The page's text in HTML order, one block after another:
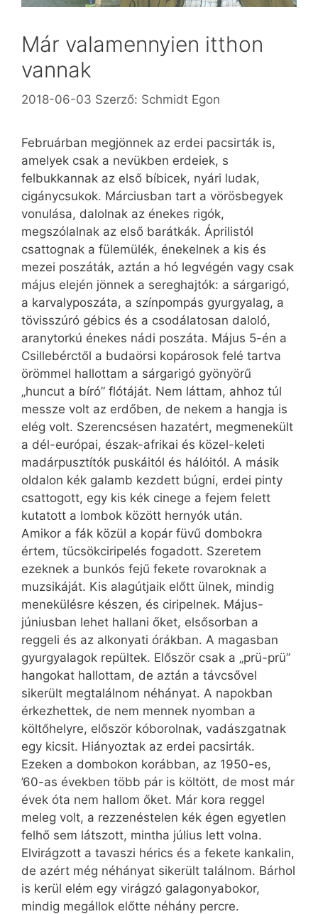
Már valamennyien itthon
vannak
2018-06-03 Szerző: Schmidt Egon
Februárban megjönnek az erdei pacsirták is,
amelyek csak a nevükben erdeiek, s
felbukkannak az első bíbicek, nyári ludak,
cigány­csukok. Márciusban tart a vörösbegyek
vonulása, dalolnak az énekes rigók,
megszólalnak az első barátkák. Áprilistól
csattognak a fülemülék, énekelnek a kis és
mezei poszáták, aztán a hó legvégén vagy csak
május elején jönnek a sereghajtók: a sárgarigó,
a karvaly­poszáta, a színpompás gyur­gyalag, a
tövisszúró gébics és a csodálatosan daloló,
aranytorkú énekes nádi poszáta. Május 5-én a
Csillebérctől a budaörsi kopárosok felé tartva
örömmel hallottam a sárgarigó gyönyörű
„huncut a bíró” flótáját. Nem láttam, ahhoz túl
messze volt az erdőben, de nekem a hangja is
elég volt. Szerencsésen hazatért, megmenekült
a dél-európai, észak-afrikai és közel-keleti
madárpusztítók puskáitól és hálóitól. A másik
oldalon kék galamb kezdett búgni, erdei pinty
csattogott, egy kis kék cinege a fejem felett
kutatott a lombok között hernyók után.
Amikor a fák közül a kopár füvű dombokra
értem, tücsökciripelés fogadott. Szeretem
ezeknek a bunkós fejű fekete rovaroknak a
muzsikáját. Kis alagútjaik előtt ülnek, mindig
menekülésre készen, és ciripelnek. Május-
júniusban lehet hallani őket, elsősorban a
reggeli és az alkonyati órákban. A magasban
gyurgyalagok repültek. Először csak a „prü-prü”
hangokat hallottam, de aztán a távcsővel
sikerült megtalálnom néhányat. A napokban
érkezhettek, de nem mennek nyomban a
költőhelyre, először kóborolnak, vadászgatnak
egy kicsit. Hiányoztak az erdei pacsirták.
Ezeken a dombokon korábban, az 1950-es,
’60-as években több pár is költött, de most már
évek óta nem hallom őket. Már kora reggel
meleg volt, a rezzenéstelen kék égen egyetlen
felhő sem látszott, mintha július lett volna.
Elvirágzott a tavaszi hérics és a fekete kankalin,
de azért még néhányat sikerült találnom. Bárhol
is kerül elém egy virágzó galagonyabokor,
mindig megállok előtte néhány percre.